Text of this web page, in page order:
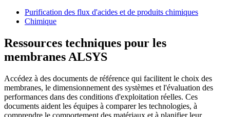
Purification des flux d'acides et de produits chimiques
Chimique
Ressources techniques pour les
membranes ALSYS
Accédez à des documents de référence qui facilitent le choix des
membranes, le dimensionnement des systèmes et l'évaluation des
performances dans des conditions d'exploitation réelles. Ces
documents aident les équipes à comparer les technologies, à